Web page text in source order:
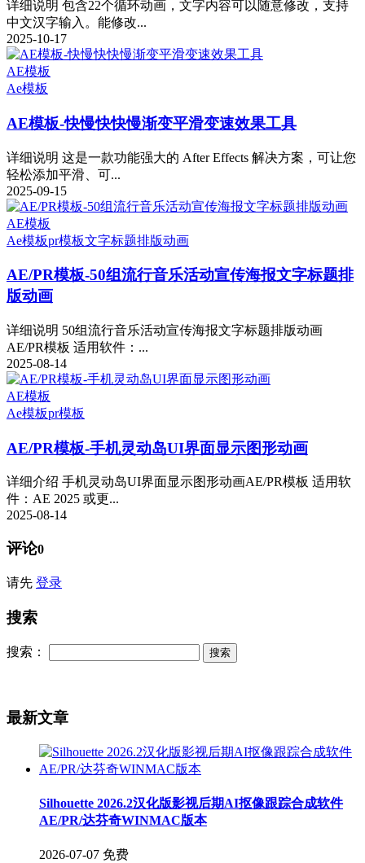
详细说明 包含22个循环动画，文字内容可以随意修改，支持
中文汉字输入。能修改...
2025-10-17
AE模板
Ae模板
AE模板-快慢快快慢渐变平滑变速效果工具
详细说明 这是一款功能强大的 After Effects 解决方案，可让您
轻松添加平滑、可...
2025-09-15
AE模板
Ae模板pr模板文字标题排版动画
AE/PR模板-50组流行音乐活动宣传海报文字标题排
版动画
详细说明 50组流行音乐活动宣传海报文字标题排版动画
AE/PR模板 适用软件：...
2025-08-14
AE模板
Ae模板pr模板
AE/PR模板-手机灵动岛UI界面显示图形动画
详细介绍 手机灵动岛UI界面显示图形动画AE/PR模板 适用软
件：AE 2025 或更...
2025-08-14
评论0
请先 登录
搜索
搜索：
最新文章
Silhouette 2026.2汉化版影视后期AI抠像跟踪合成软件
AE/PR/达芬奇WINMAC版本
2026-07-07 免费